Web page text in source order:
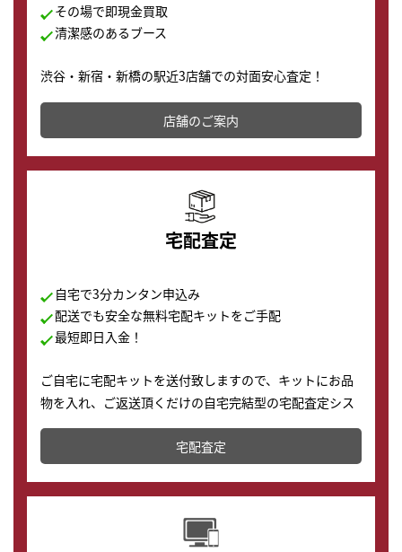
その場で即現金買取
清潔感のあるブース
渋谷・新宿・新橋の駅近3店舗での対面安心査定！
その場で現金買取致します。渋谷本店では、時計販売の
店舗を併設しており、下取りに出してお得に新しい時計
の購入もできます♪
店舗のご案内
宅配査定
自宅で3分カンタン申込み
配送でも安全な無料宅配キットをご手配
最短即日入金！
ご自宅に宅配キットを送付致しますので、キットにお品
物を入れ、ご返送頂くだけの自宅完結型の宅配査定シス
テムです。
配送でも簡単&安全に査定・買取に出すことが可能で
す。
宅配査定